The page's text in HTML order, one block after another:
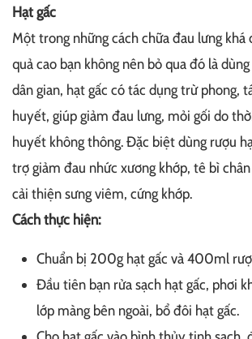
Hạt gấc
Một trong những cách chữa đau lưng khá
quả cao bạn không nên bỏ qua đó là
dân gian, hạt gấc có tác dụng trừ phong,
huyết, giúp giảm đau lưng, mỏi gối do
huyết không thông. Đặc biệt dùng rượu
trợ giảm đau nhức xương khớp, tê bì
cải thiện sưng viêm, cứng khớp.
Cách thực hiện:
Chuẩn bị 200g hạt gấc và 400ml
Đầu tiên bạn rửa sạch hạt gấc, phơi
lớp màng bên ngoài, bổ đôi hạt gấc.